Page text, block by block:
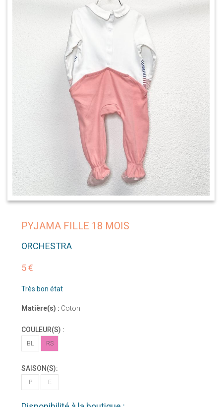
PYJAMA FILLE 18 MOIS
ORCHESTRA
5 €
Très bon état
Matière(s) : Coton
COULEUR(S) :
BL RS
SAISON(S):
P E